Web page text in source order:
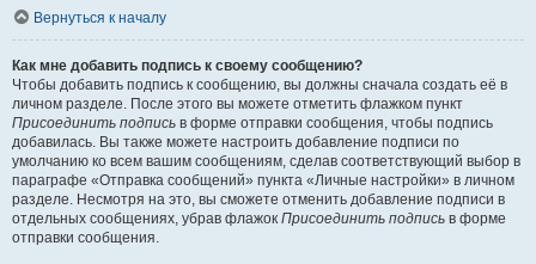
Вернуться к началу
Как мне добавить подпись к своему сообщению?
Чтобы добавить подпись к сообщению, вы должны сначала создать её в
личном разделе. После этого вы можете отметить флажком пункт
Присоединить подпись в форме отправки сообщения, чтобы подпись
добавилась. Вы также можете настроить добавление подписи по
умолчанию ко всем вашим сообщениям, сделав соответствующий выбор в
параграфе «Отправка сообщений» пункта «Личные настройки» в личном
разделе. Несмотря на это, вы сможете отменить добавление подписи в
отдельных сообщениях, убрав флажок Присоединить подпись в форме
отправки сообщения.